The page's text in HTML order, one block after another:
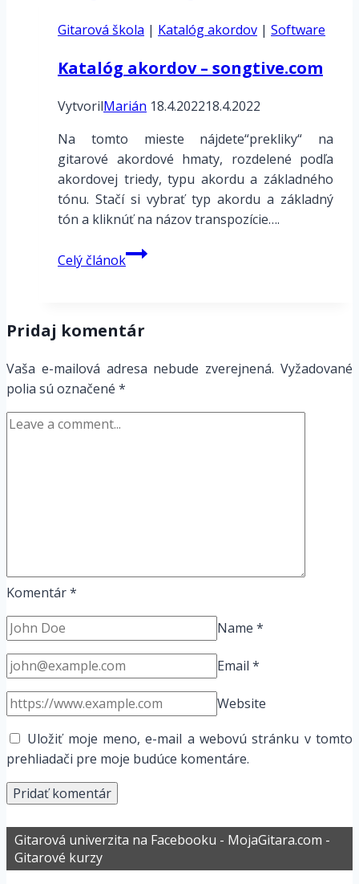
akord
Tonika
dur
Gitarová škola | Katalóg akordov | Software
Katalóg akordov – songtive.com
VytvorilMarián 18.4.202218.4.2022
Na tomto mieste nájdete“prekliky“ na
gitarové akordové hmaty, rozdelené podľa
akordovej triedy, typu akordu a základného
tónu. Stačí si vybrať typ akordu a základný
tón a kliknúť na názov transpozície….
Celý článokKatalóg
akordov
Pridaj komentár
Vaša e-mailová adresa nebude zverejnená. Vyžadované
polia sú označené *
Komentár*
Name *
Email *
Website
Uložiť moje meno, e-mail a webovú stránku v tomto
prehliadači pre moje budúce komentáre.
Gitarová univerzita na Facebooku - MojaGitara.com -
Gitarové kurzy